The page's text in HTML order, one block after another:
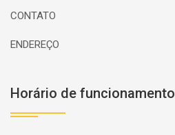
CONTATO
ENDEREÇO
Horário de funcionamento